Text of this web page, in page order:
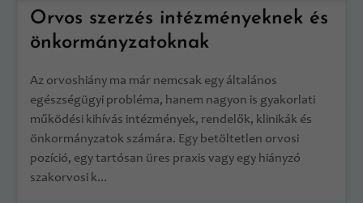
Orvos szerzés intézményeknek és
önkormányzatoknak
Az orvoshiány ma már nemcsak egy általános
egészségügyi probléma, hanem nagyon is gyakorlati
működési kihívás intézmények, rendelők, klinikák és
önkormányzatok számára. Egy betöltetlen orvosi
pozíció, egy tartósan üres praxis vagy egy hiányzó
szakorvosi k...